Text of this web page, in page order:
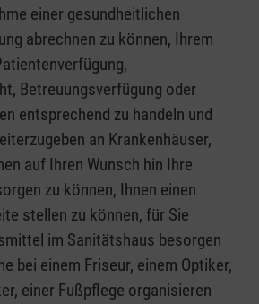
einer gesundheitlichen
abrechnen zu können, Ihrem
Betreuungsverfügung oder
entsprechend zu handeln und
an Krankenhäuser,
auf Ihren Wunsch hin Ihre
zu können, Ihnen einen
stellen zu können, für Sie
im Sanitätshaus besorgen
bei einem Friseur, einem Optiker,
einer Fußpflege organisieren